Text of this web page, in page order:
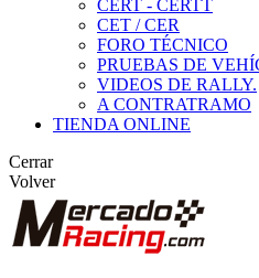
CERT - CERTT
CET / CER
FORO TÉCNICO
PRUEBAS DE
VIDEOS DE RALLY.
A CONTRATRAMO
TIENDA ONLINE
Cerrar
Volver